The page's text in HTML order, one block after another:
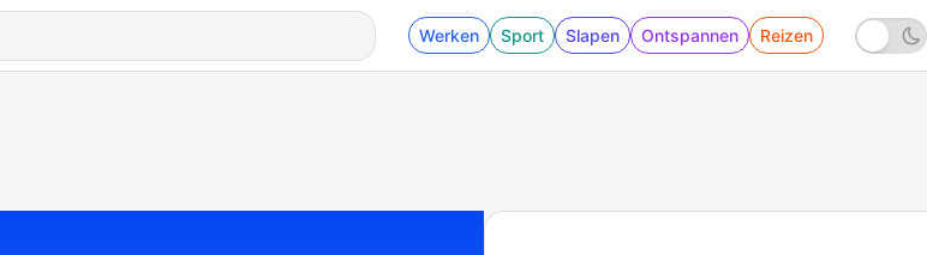
Werken Sport Slapen Ontspannen Reizen